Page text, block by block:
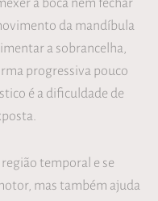
da mandíbula
a sobrancelha,
progressiva pouco
é a dificuldade de
temporal e se
mas também ajuda